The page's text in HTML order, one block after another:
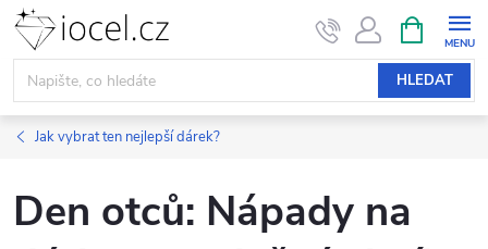
Přejít
obsah
HLEDAT
NÁKUPNÍ
KOŠÍK
Jak vybrat ten nejlepší dárek?
Den otců: Nápady na